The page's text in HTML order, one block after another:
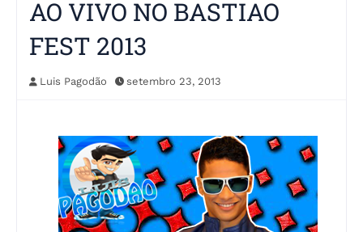
AO VIVO NO BASTIAO
FEST 2013
Luis Pagodão setembro 23, 2013